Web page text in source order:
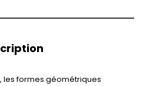
les formes géométriques